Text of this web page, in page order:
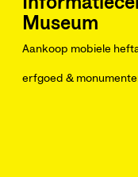
Museum
Aankoop mobiele
erfgoed &